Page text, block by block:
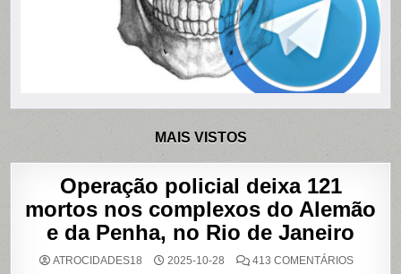
MAIS VISTOS
Operação policial deixa 121
mortos nos complexos do Alemão
e da Penha, no Rio de Janeiro
ATROCIDADES18 2025-10-28 413 COMENTÁRIOSEM